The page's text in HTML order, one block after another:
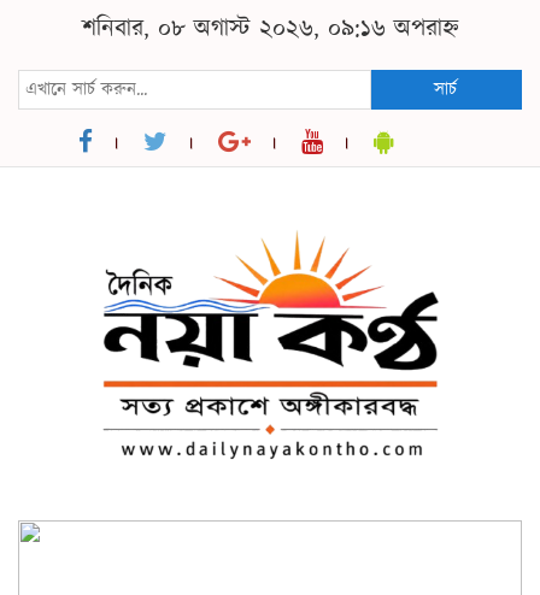
শনিবার, ০৮ অগাস্ট ২০২৬, ০৯:১৬ অপরাহ্ন
সার্চ